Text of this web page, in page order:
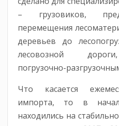
– грузовиков,
перемещения
деревьев до
лесовозной
погрузочно-
Что касается
импорта, то в
находились на